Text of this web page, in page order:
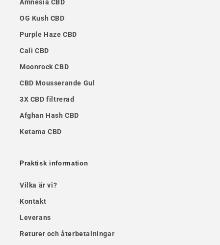
Amnesia CBD
OG Kush CBD
Purple Haze CBD
Cali CBD
Moonrock CBD
CBD Mousserande Gul
3X CBD filtrerad
Afghan Hash CBD
Ketama CBD
Praktisk information
Vilka är vi?
Kontakt
Leverans
Returer och återbetalningar